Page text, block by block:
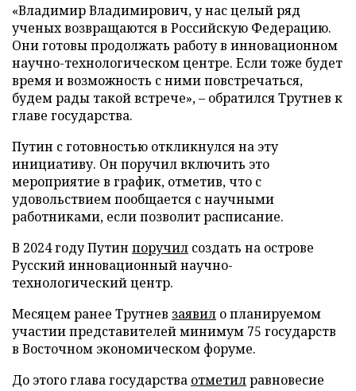
«Владимир Владимирович, у нас целый ряд
ученых возвращаются в Российскую Федерацию.
Они готовы продолжать работу в инновационном
научно-технологическом центре. Если тоже будет
время и возможность с ними повстречаться,
будем рады такой встрече», – обратился Трутнев к
главе государства.
Путин с готовностью откликнулся на эту
инициативу. Он поручил включить это
мероприятие в график, отметив, что с
удовольствием пообщается с научными
работниками, если позволит расписание.
В 2024 году Путин поручил создать на острове
Русский инновационный научно-
технологический центр.
Месяцем ранее Трутнев заявил о планируемом
участии представителей минимум 75 государств
в Восточном экономическом форуме.
До этого глава государства отметилравновесие